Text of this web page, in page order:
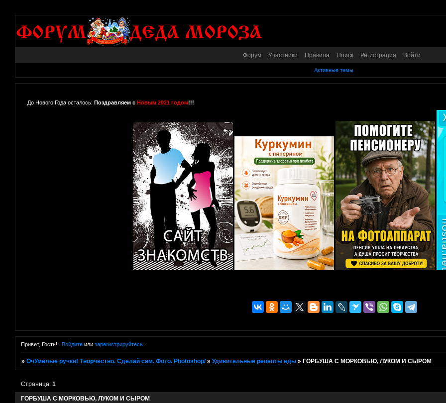
Форум Участники Правила Поиск Регистрация Войти
Активные темы
До Нового Года осталось: Поздравляем с Новым 2021 годом!!!
Привет, Гость! Войдитеили зарегистрируйтесь.
»ОчУмелые ручки! Творчество. Сделай сам. Фото. Photoshop/ »Удивительные рецепты еды » ГОРБУША С МОРКОВЬЮ, ЛУКОМ И СЫРОМ
ГОРБУША С МОРКОВЬЮ, ЛУКОМ И СЫРОМ
Страница:1